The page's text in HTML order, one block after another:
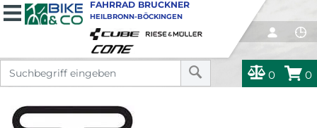
0 0
FAHRRAD BRUCKNER
HEILBRONN-BÖCKINGEN